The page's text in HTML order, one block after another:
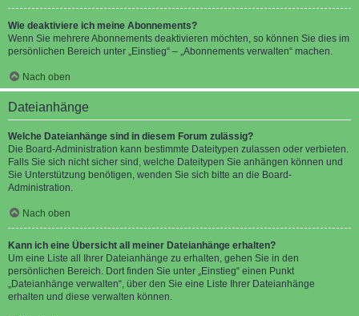
Wie deaktiviere ich meine Abonnements?
Wenn Sie mehrere Abonnements deaktivieren möchten, so können Sie dies im
persönlichen Bereich unter „Einstieg“ – „Abonnements verwalten“ machen.
Nach oben
Dateianhänge
Welche Dateianhänge sind in diesem Forum zulässig?
Die Board-Administration kann bestimmte Dateitypen zulassen oder verbieten.
Falls Sie sich nicht sicher sind, welche Dateitypen Sie anhängen können und
Sie Unterstützung benötigen, wenden Sie sich bitte an die Board-
Administration.
Nach oben
Kann ich eine Übersicht all meiner Dateianhänge erhalten?
Um eine Liste all Ihrer Dateianhänge zu erhalten, gehen Sie in den
persönlichen Bereich. Dort finden Sie unter „Einstieg“ einen Punkt
„Dateianhänge verwalten“, über den Sie eine Liste Ihrer Dateianhänge
erhalten und diese verwalten können.